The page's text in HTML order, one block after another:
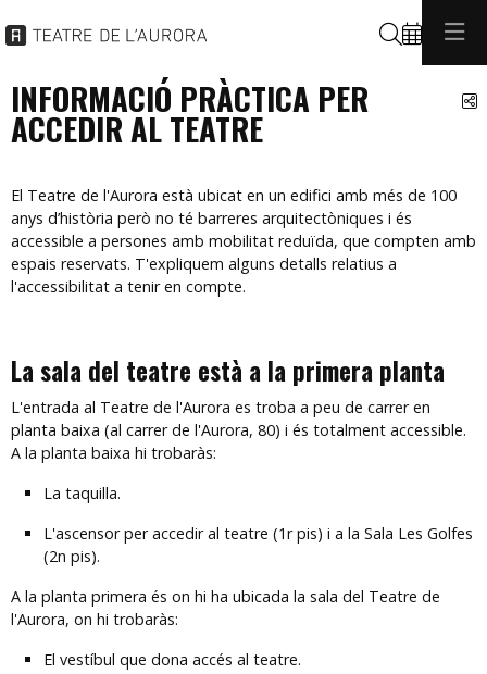
Cerca
INFORMACIÓ PRÀCTICA PER
ACCEDIR AL TEATRE
El Teatre de l'Aurora està ubicat en un edifici amb més de 100
anys d’història però no té barreres arquitectòniques i és
accessible a persones amb mobilitat reduïda, que compten amb
espais reservats. T'expliquem alguns detalls relatius a
l'accessibilitat a tenir en compte.
La sala del teatre està a la primera planta
L'entrada al Teatre de l'Aurora es troba a peu de carrer en
planta baixa (al carrer de l'Aurora, 80) i és totalment accessible.
A la planta baixa hi trobaràs:
La taquilla.
L'ascensor per accedir al teatre (1r pis) i a la Sala Les Golfes
(2n pis).
A la planta primera és on hi ha ubicada la sala del Teatre de
l'Aurora, on hi trobaràs:
El vestíbul que dona accés al teatre.